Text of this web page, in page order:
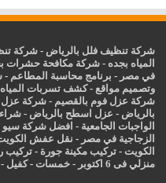
شركة تنظيف فلل بالرياض -شركة
المياه بجده -شركة مكافحة حشرات
في مصر - برنامج محاسبة المطاعم -
وتصميم مواقع -كشف تسربات المياه
شركة عزل فوم بالقصيم -شركة عزل
بالرياض - عزل اسطح بالرياض -
الواجبات الجامعية - افضل شركة
الزجاجية في مصر - نقل عفش
الكويت -تركيب مكينة جورة -تركيب
منزلي فى 6 اكتوبر
-خمسات -كفيل -